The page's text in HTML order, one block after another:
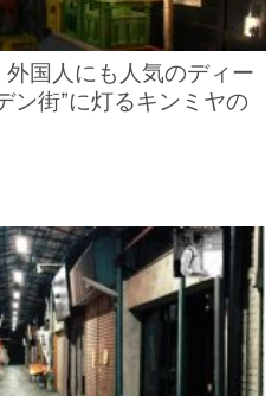
外国人にも人気のディー
ン街”に灯るキンミヤの